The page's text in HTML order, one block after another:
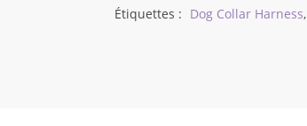
Étiquettes : Dog Collar Harness,